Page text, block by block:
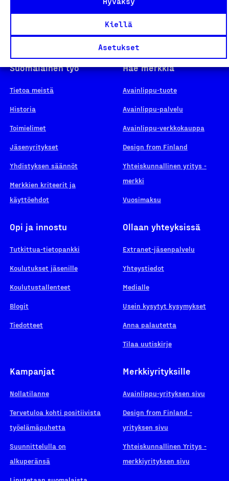
Kiellä
Asetukset
Suomalainen työ
Tietoa meistä
Historia
Toimielimet
Jäsenyritykset
Yhdistyksen säännöt
Merkkien kriteerit ja
käyttöehdot
Hae merkkiä
Avainlippu-tuote
Avainlippu-palvelu
Avainlippu-verkkokauppa
Design from Finland
Yhteiskunnallinen yritys -
merkki
Vuosimaksu
Opi ja innostu
Tutkittua-tietopankki
Koulutukset jäsenille
Koulutustallenteet
Blogit
Tiedotteet
Ollaan yhteyksissä
Extranet-jäsenpalvelu
Yhteystiedot
Medialle
Usein kysytyt kysymykset
Anna palautetta
Tilaa uutiskirje
Kampanjat
Nollatilanne
Tervetuloa kohti positiivista
työelämäpuhetta
Suunnittelulla on
alkuperänsä
Merkkiyrityksille
Avainlippu-yrityksen sivu
Design from Finland -
yrityksen sivu
Yhteiskunnallinen Yritys -
merkkiyrityksen sivu